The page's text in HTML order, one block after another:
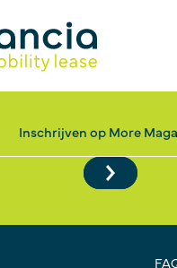
Inschrijven op More